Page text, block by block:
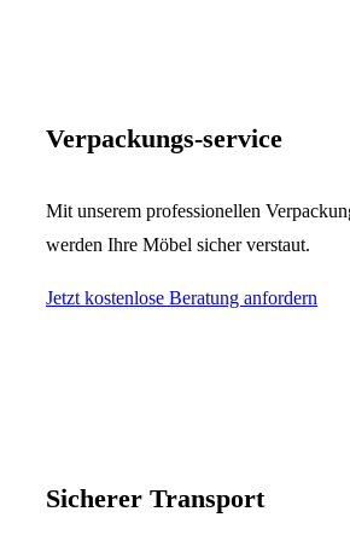
Verpackungs-service
Mit unserem professionellen
werden Ihre Möbel sicher verstaut.
Jetzt kostenlose Beratung anfordern
Sicherer Transport